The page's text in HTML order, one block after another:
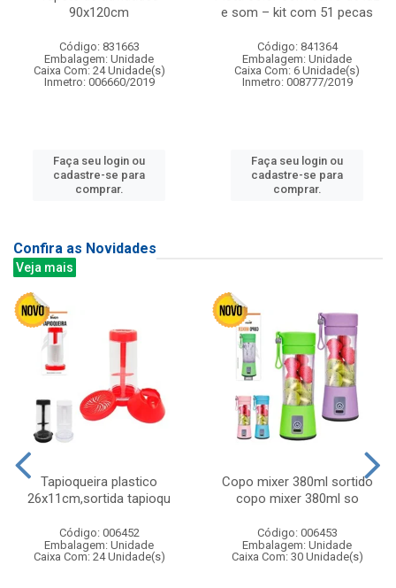
90x120cm
Código: 831663
Embalagem: Unidade
Caixa Com: 24 Unidade(s)
Inmetro: 006660/2019
Faça seu login ou
cadastre-se para
comprar.
e som – kit com 51 pecas
Código: 841364
Embalagem: Unidade
Caixa Com: 6 Unidade(s)
Inmetro: 008777/2019
Faça seu login ou
cadastre-se para
comprar.
Confira as Novidades
Veja mais
Tapioqueira plastico
26x11cm,sortida tapioqu
Código: 006452
Embalagem: Unidade
Caixa Com: 24 Unidade(s)
Copo mixer 380ml sortido
copo mixer 380ml so
Código: 006453
Embalagem: Unidade
Caixa Com: 30 Unidade(s)